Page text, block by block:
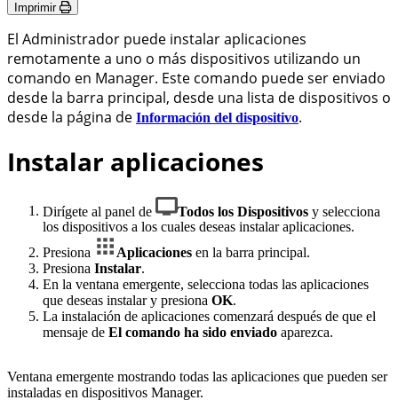
Imprimir
El Administrador puede instalar aplicaciones
remotamente a uno o más dispositivos utilizando un
comando en Manager. Este comando puede ser enviado
desde la barra principal, desde una lista de dispositivos o
desde la página de Información del dispositivo.
Instalar aplicaciones
Dirígete al panel de Todos los Dispositivos y selecciona
los dispositivos a los cuales deseas instalar aplicaciones.
Presiona
Aplicaciones en la barra principal.
Presiona Instalar.
En la ventana emergente, selecciona todas las aplicaciones
que deseas instalar y presiona OK.
La instalación de aplicaciones comenzará después de que el
mensaje de El comando ha sido enviado aparezca.
Ventana emergente mostrando todas las aplicaciones que pueden ser
instaladas en dispositivos Manager.